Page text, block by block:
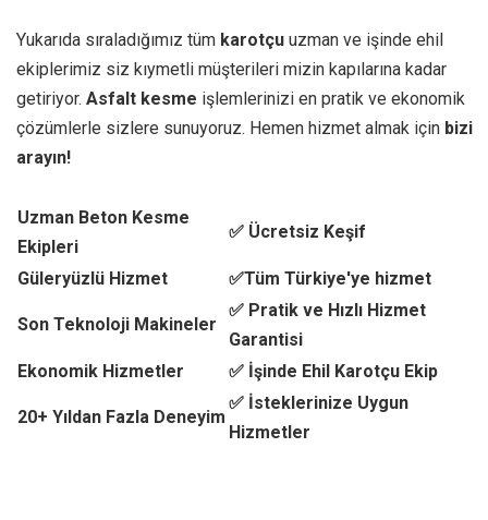
Yukarıda sıraladığımız tüm karotçu uzman ve işinde ehil
ekiplerimiz siz kıymetli müşterileri mizin kapılarına kadar
getiriyor. Asfalt kesme işlemlerinizi en pratik ve ekonomik
çözümlerle sizlere sunuyoruz. Hemen hizmet almak için bizi
arayın!
Uzman Beton Kesme
Ekipleri
✅ Ücretsiz Keşif
Güleryüzlü Hizmet ✅Tüm Türkiye'ye hizmet
Son Teknoloji Makineler
✅ Pratik ve Hızlı Hizmet
Garantisi
Ekonomik Hizmetler
✅ İşinde Ehil Karotçu Ekip
20+ Yıldan Fazla Deneyim
✅ İsteklerinize Uygun
Hizmetler